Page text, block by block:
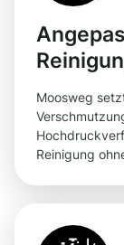
Moosweg
Reinigung